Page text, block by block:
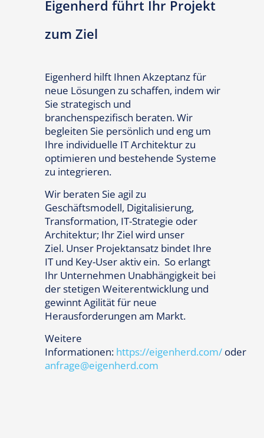
Eigenherd führt Ihr Projekt
zum Ziel
Eigenherd hilft Ihnen Akzeptanz für
neue Lösungen zu schaffen, indem wir
Sie strategisch und
branchenspezifisch beraten. Wir
begleiten Sie persönlich und eng um
Ihre individuelle IT Architektur zu
optimieren und bestehende Systeme
zu integrieren.
Wir beraten Sie agil zu
Geschäftsmodell, Digitalisierung,
Transformation, IT-Strategie oder
Architektur; Ihr Ziel wird unser
Ziel. Unser Projektansatz bindet Ihre
IT und Key-User aktiv ein. So erlangt
Ihr Unternehmen Unabhängigkeit bei
der stetigen Weiterentwicklung und
gewinnt Agilität für neue
Herausforderungen am Markt.
Weitere
Informationen: https://eigenherd.com/oder
anfrage@eigenherd.com